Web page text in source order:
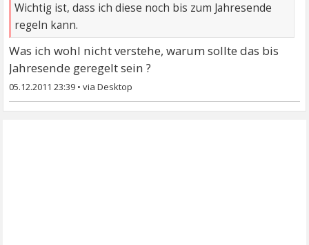
Wichtig ist, dass ich diese noch bis zum Jahresende
regeln kann.
Was ich wohl nicht verstehe, warum sollte das bis
Jahresende geregelt sein ?
05.12.2011 23:39 •